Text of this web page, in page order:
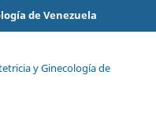
de Venezuela
y Ginecología de